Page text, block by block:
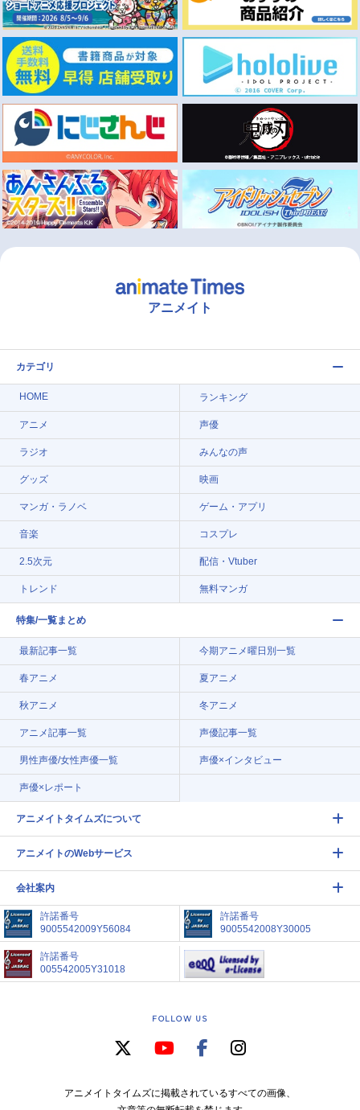
アニメイト
カテゴリ
HOME ランキング
アニメ 声優
ラジオ みんなの声
グッズ 映画
マンガ・ラノベ ゲーム・アプリ
音楽 コスプレ
2.5次元 配信・Vtuber
トレンド 無料マンガ
特集/一覧まとめ
最新記事一覧 今期アニメ曜日別一覧
春アニメ 夏アニメ
秋アニメ 冬アニメ
アニメ記事一覧 声優記事一覧
男性声優/女性声優一覧 声優×インタビュー
声優×レポート
アニメイトタイムズについて
アニメイトのWebサービス
会社案内
許諾番号
9005542009Y56084
許諾番号
9005542008Y30005
許諾番号
005542005Y31018
FOLLOW US
アニメイトタイムズに掲載されているすべての画像、